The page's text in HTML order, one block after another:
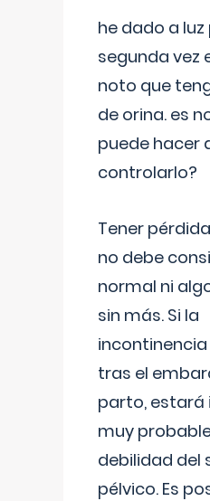
he dado a luz
segunda vez
noto que
de orina. es
puede hacer
controlarlo?
Tener
no debe
normal ni
sin más. Si la
tras el
parto, estará
muy
debilidad del
pélvico. Es